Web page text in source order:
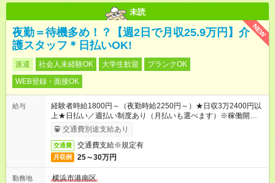
未読
NEW
夜勤＝待機多め！？【週2日で月収25.9万円】介
護スタッフ＊日払いOK!
派遣 社会人未経験OK 大学生歓迎
ブランクOK
WEB登録・面接OK
給与
経験者時給1800円～（夜勤時給2250円～）★日収3万2400円以
上★日払い／週払い制度あり（月払いも選べます）※稼働開始時
は手続き完了次第のお支払いとなります。
交通費別途支給あり
交通費 交通費支給※規定有
月収例 25～30万円
勤務地
横浜市港南区